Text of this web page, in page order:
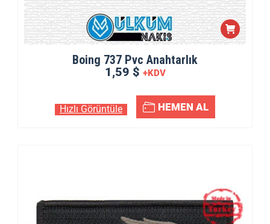
Boing 737 Pvc Anahtarlık
1,59 $ +KDV
Hızlı Görüntüle HEMEN AL